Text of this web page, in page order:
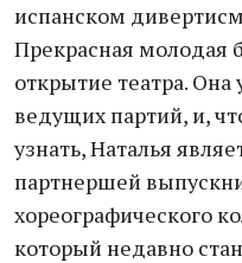
испанском
Прекрасная молодая
открытие театра.
ведущих партий, и,
узнать, Наталья
партнершей
хореографического
который недавно